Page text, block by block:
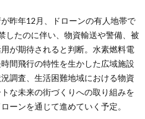
昨年12月、ドローンの有人地帯で
したのに伴い、物資輸送や警備、被
が期待されると判断。水素燃料電
間飛行の特性を生かした広域施設
調査、生活困難地域における物資
な未来の街づくりへの取り組みを
ーンを通じて進めていく予定。